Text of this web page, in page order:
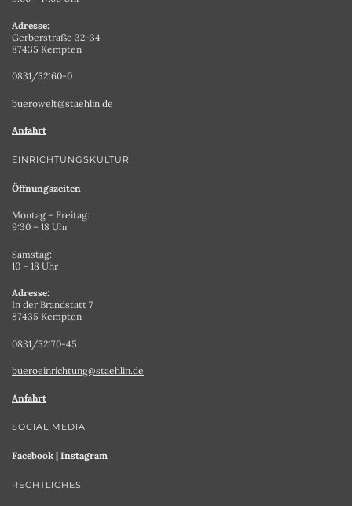
Adresse:
Gerberstraße 32-34
87435 Kempten
0831/52160-0
buerowelt@staehlin.de
Anfahrt
EINRICHTUNGSKULTUR
Öffnungszeiten
Montag – Freitag:
9:30 – 18 Uhr
Samstag:
10 – 18 Uhr
Adresse:
In der Brandstatt 7
87435 Kempten
0831/52170-45
bueroeinrichtung@staehlin.de
Anfahrt
SOCIAL MEDIA
Facebook | Instagram
RECHTLICHES